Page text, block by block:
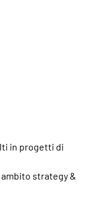
in progetti di
strategy &